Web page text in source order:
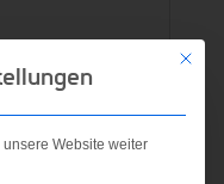
Mit
Website weiter